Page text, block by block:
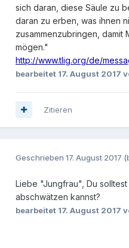
sich daran, diese Säule zu
daran zu erben, was ihnen
zusammenzubringen,
mögen."
http://www.tlig.org/de/
bearbeitet 17. August 2017
Zitieren
Geschrieben 17. August 2017
Liebe "Jungfrau", Du
abschwätzen kannst?
bearbeitet 17. August 2017